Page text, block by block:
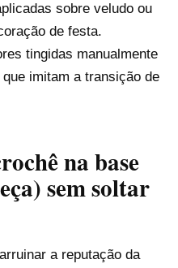
sobre veludo ou
de festa.
tingidas manualmente
imitam a transição de
na base
sem soltar
a reputação da